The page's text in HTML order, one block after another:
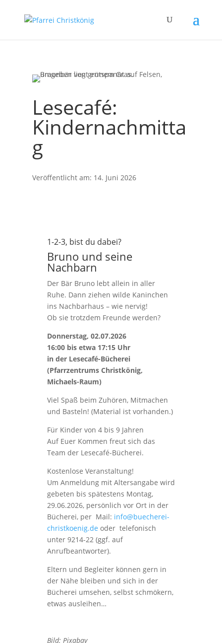
Lesecafé:
Kindernachmitta
g
Veröffentlicht am: 14. Juni 2026
1-2-3, bist du dabei?
Bruno und seine
Nachbarn
Der Bär Bruno lebt allein in aller
Ruhe. Dann ziehen wilde Kaninchen
ins Nachbarhaus – wie nervig!
Ob sie trotzdem Freunde werden?
Donnerstag, 02.07.2026
16:00 bis etwa 17:15 Uhr
in der Lesecafé-Bücherei
(Pfarrzentrums Christkönig,
Michaels-Raum)
Viel Spaß beim Zuhören, Mitmachen
und Basteln! (Material ist vorhanden.)
Für Kinder von 4 bis 9 Jahren
Auf Euer Kommen freut sich das
Team der Lesecafé-Bücherei.
Kostenlose Veranstaltung!
Um Anmeldung mit Altersangabe wird
gebeten bis spätestens Montag,
29.06.2026, persönlich vor Ort in der
Bücherei, per Mail: info@buecherei-
christkoenig.de oder telefonisch
unter 9214-22 (ggf. auf
Anrufbeantworter).
Eltern und Begleiter können gern in
der Nähe bleiben und sich in der
Bücherei umsehen, selbst schmökern,
etwas ausleihen…
Bild: Pixabay